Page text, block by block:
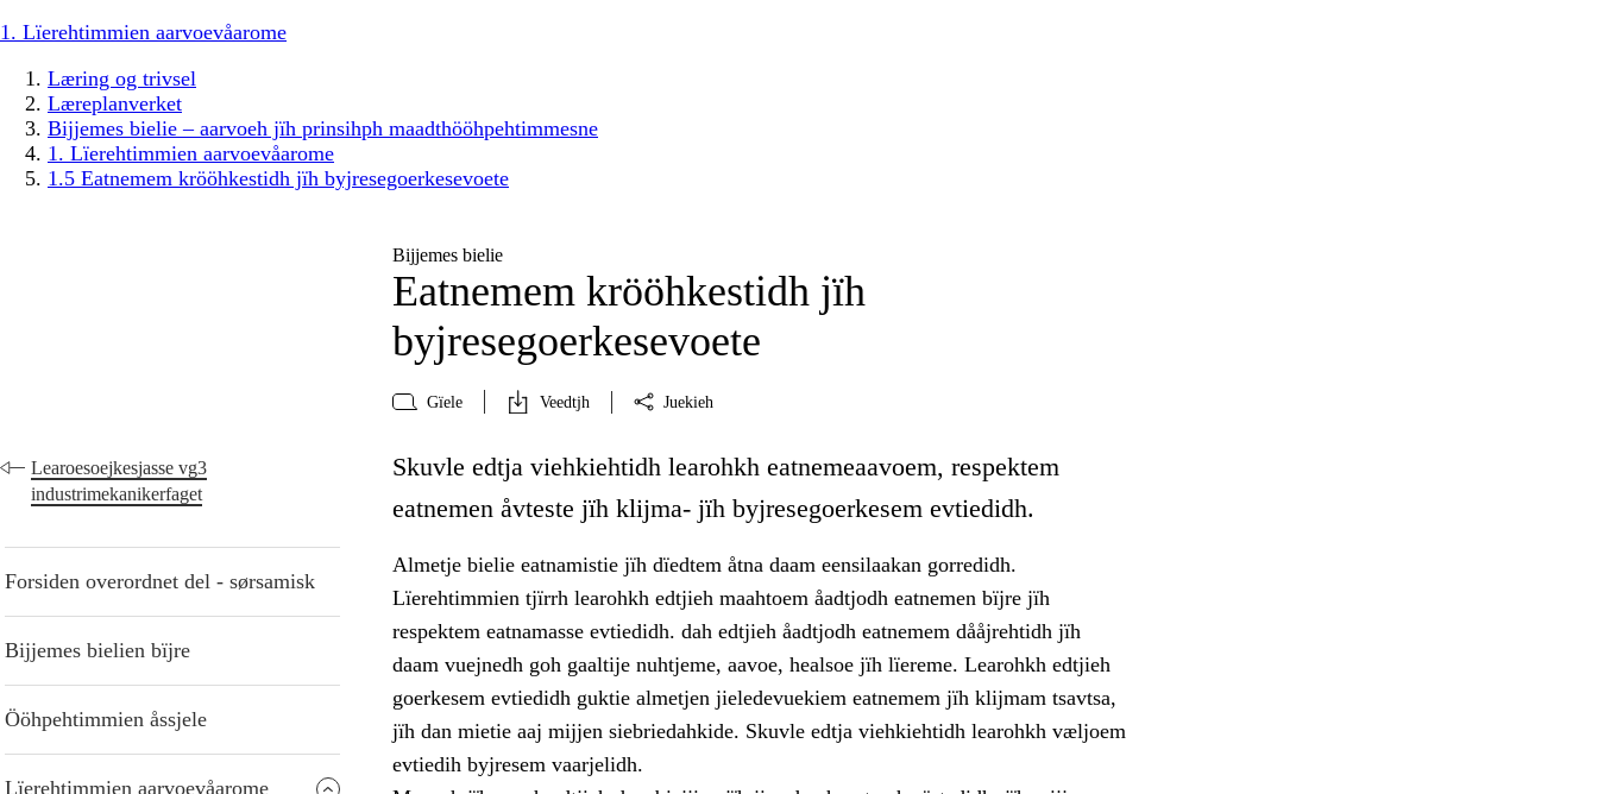
1. Lïerehtimmien aarvoevåarome
Læring og trivsel
Læreplanverket
Bijjemes bielie – aarvoeh jïh prinsihph maadthööhpehtimmesne
1. Lïerehtimmien aarvoevåarome
1.5 Eatnemem krööhkestidh jïh byjresegoerkesevoete
Bijjemes bielie
Eatnemem krööhkestidh jïh
byjresegoerkesevoete
Gïele Veedtjh Juekieh
Learoesoejkesjasse vg3
industrimekanikerfaget
Forsiden overordnet del - sørsamisk
Bijjemes bielien bïjre
Ööhpehtimmien åssjele
Lïerehtimmien aarvoevåarome
Skuvle edtja viehkiehtidh learohkh eatnemeaavoem, respektem
eatnemen åvteste jïh klijma- jïh byjresegoerkesem evtiedidh.
Almetje bielie eatnamistie jïh dïedtem åtna daam eensilaakan gorredidh.
Lïerehtimmien tjïrrh learohkh edtjieh maahtoem åadtjodh eatnemen bïjre jïh
respektem eatnamasse evtiedidh. dah edtjieh åadtjodh eatnemem dååjrehtidh jïh
daam vuejnedh goh gaaltije nuhtjeme, aavoe, healsoe jïh lïereme. Learohkh edtjieh
goerkesem evtiedidh guktie almetjen jieledevuekiem eatnemem jïh klijmam tsavtsa,
jïh dan mietie aaj mijjen siebriedahkide. Skuvle edtja viehkiehtidh learohkh væljoem
evtiedih byjresem vaarjelidh.